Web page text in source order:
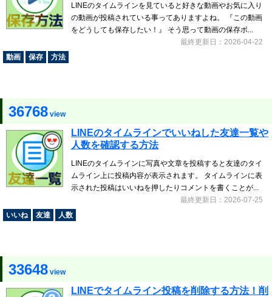
LINEのタイムラインを見ていると好きな動画やお気に入り
の動画が投稿されている事ってありますよね。 『この動画
をどうしても保存したい！』 そう思って動画の保存ボ...
最終更新日：2026-04-22
動画
保存 方法
36768 view
LINEのタイムラインでいいねした友達一覧や
人数を確認する方法
LINEのタイムラインに写真や文章を投稿すると友達のタイ
ムライン上に投稿内容が表示されます。 タイムラインに表
示された投稿はいいねを押したりコメントを書くことが...
最終更新日：2026-07-25
いいね
友達 人数
33648 view
LINEでタイムライン投稿を削除する方法！削